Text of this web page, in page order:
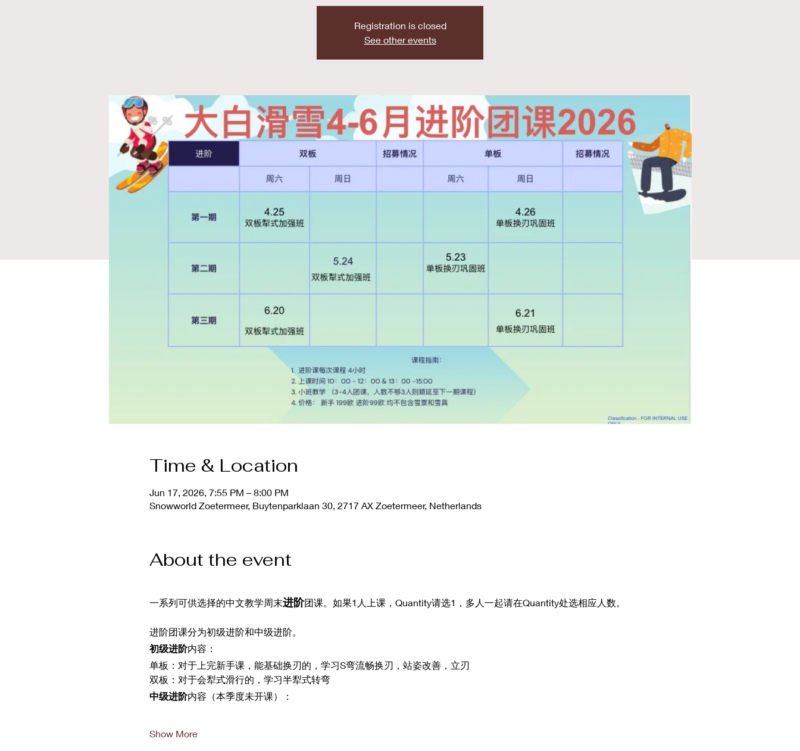
Registration is closed
See other events
Time & Location
Jun 17, 2026, 7:55 PM – 8:00 PM
Snowworld Zoetermeer, Buytenparklaan 30, 2717 AX Zoetermeer, Netherlands
About the event
一系列可供选择的中文教学周末进阶团课。如果1人上课，Quantity请选1，多人一起请在Quantity处选相应人数。
进阶团课分为初级进阶和中级进阶。
初级进阶内容：
单板：对于上完新手课，能基础换刃的，学习S弯流畅换刃，站姿改善，立刃
双板：对于会犁式滑行的，学习半犁式转弯
中级进阶内容（本季度未开课）：
Show More